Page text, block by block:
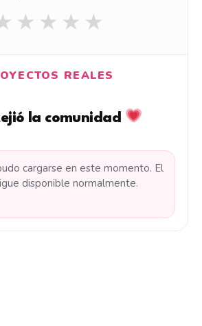
★ ★ ★ ★
REALES
la comunidad
cargarse en este momento. El
disponible normalmente.